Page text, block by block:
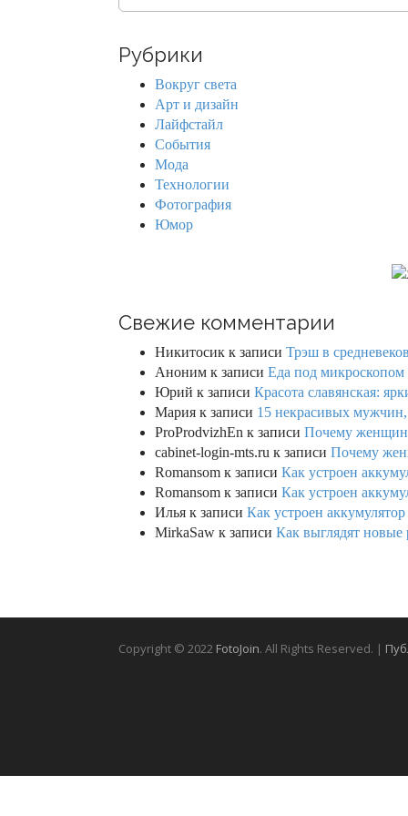
e
c
Рубрики
Вокруг света
Арт и дизайн
Лайфстайл
События
Мода
Технологии
Фотография
Юмор
Свежие комментарии
Никитосик к записи Трэш в
Аноним к записи Еда под микроскопом
Юрий к записи Красота славянская:
Мария к записи 15 некрасивых
ProProdvizhEn к записи Почему
cabinet-login-mts.ru к записи Почему
Romansom к записи Как устроен
Romansom к записи Как устроен
Илья к записи Как устроен
MirkaSaw к записи Как выглядят новые
Copyright © 2022 FotoJoin. All Rights Reserved. |